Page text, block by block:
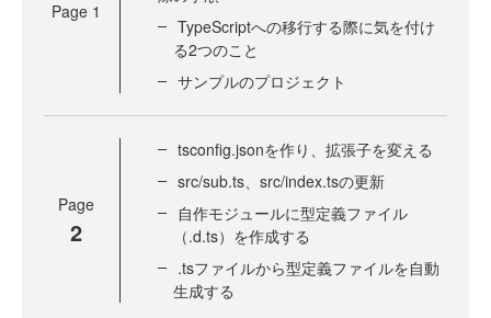
Page 1
TypeScriptへの移行する際に気を付け
る2つのこと
サンプルのプロジェクト
Page
2
tsconfig.jsonを作り、拡張子を変える
src/sub.ts、src/index.tsの更新
自作モジュールに型定義ファイル
（.d.ts）を作成する
.tsファイルから型定義ファイルを自動
生成する